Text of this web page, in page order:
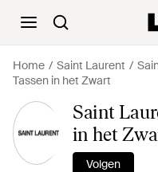
Home Saint Laurent
Tassen in het Zwart
Saint
in het
Volgen